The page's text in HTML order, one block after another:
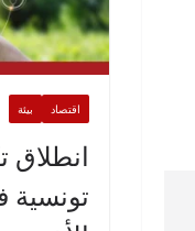
اقتصاد بيئة
تونسية